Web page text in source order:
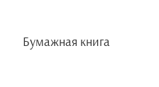
Бумажная книга